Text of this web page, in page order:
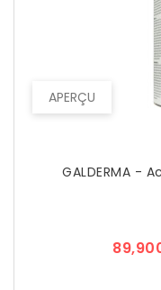
APERÇU
GALDERMA -